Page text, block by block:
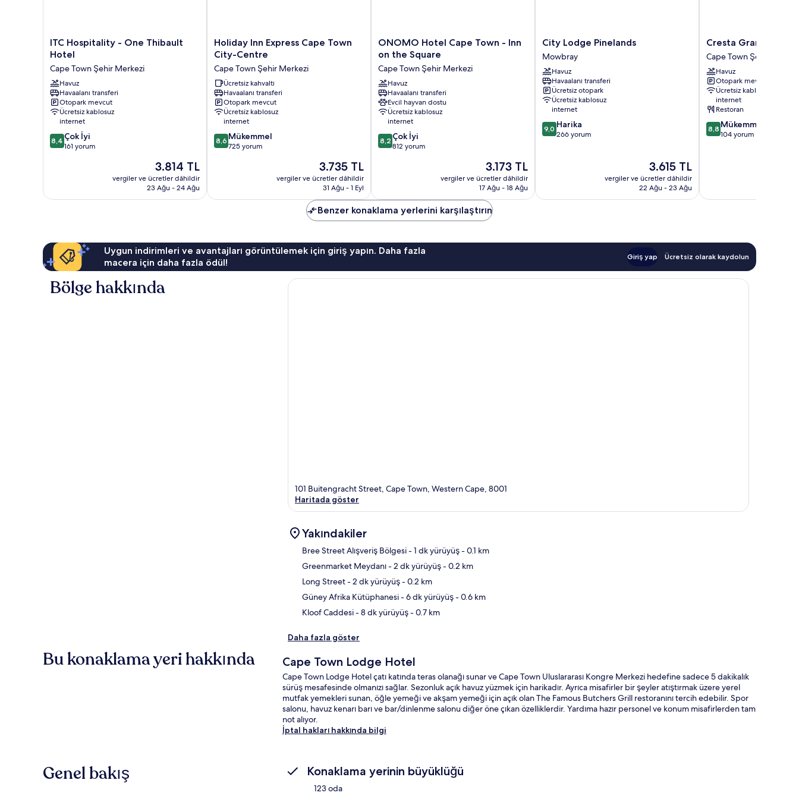
ITC
Hospitality
One
Thibault
Hotel
Cape
Town
Şehir
Merkezi
ITC Hospitality - One Thibault
Hotel
Cape Town Şehir Merkezi
Havuz
Havaalanı transferi
Otopark mevcut
Ücretsiz kablosuz
internet
10
üzerinden
yorum
8,4 Çok İyi
161 yorum
Güncel
fiyat:
3.814 TL
3.814 TL
vergiler ve ücretler dâhildir
23 Ağu - 24 Ağu
Holiday
Inn
Express
Cape
Town
City-
Centre
Cape
Town
Şehir
Merkezi
Holiday Inn Express Cape Town
City-Centre
Cape Town Şehir Merkezi
Ücretsiz kahvaltı
Havaalanı transferi
Otopark mevcut
Ücretsiz kablosuz
internet
10
üzerinden
8,6 Mükemmel
725 yorum
Güncel
fiyat:
3.735 TL
3.735 TL
vergiler ve ücretler dâhildir
31 Ağu - 1 Eyl
ONOMO
Hotel
Town
-
Inn
on
the
Square
Cape
Town
ONOMO Hotel Cape Town - Inn
on the Square
Cape Town Şehir Merkezi
Havuz
Havaalanı transferi
Evcil hayvan dostu
Ücretsiz kablosuz
internet
10
üzerinden
yorum
8,2 Çok İyi
812 yorum
Güncel
fiyat:
3.173 TL
3.173 TL
vergiler ve ücretler dâhildir
17 Ağu - 18 Ağu
City
Lodge
Pinelands
Mowbray
City Lodge Pinelands
Mowbray
Havuz
Havaalanı transferi
Ücretsiz otopark
Ücretsiz kablosuz
internet
10
üzerinden
9,0 Harika
266 yorum
Güncel
fiyat:
3.615 TL
3.615 TL
vergiler ve ücretler dâhildir
22 Ağu - 23 Ağu
Cresta
Grande
Cape
Town
Cape
Town
Şehir
Merkezi
Cresta Grande
Cape Town Şehir
Havuz
Otopark mevcut
Ücretsiz kablosuz
internet
Restoran
10
üzerinden
8,8 Mükemmel
104 yorum
Benzer konaklama yerlerini karşılaştırın
Uygun indirimleri ve avantajları görüntülemek için giriş yapın. Daha fazla
macera için daha fazla ödül!
Giriş yap Ücretsiz olarak kaydolun
Bölge hakkında
101 Buitengracht Street, Cape Town, Western Cape, 8001
Haritada göster
Yakındakiler
Bree Street Alışveriş Bölgesi- 1 dk yürüyüş- 0.1 km
Greenmarket Meydanı- 2 dk yürüyüş- 0.2 km
Long Street- 2 dk yürüyüş- 0.2 km
Güney Afrika Kütüphanesi- 6 dk yürüyüş- 0.6 km
Kloof Caddesi- 8 dk yürüyüş- 0.7 km
Daha fazla göster
Bu konaklama yeri hakkında Cape Town Lodge Hotel
Cape Town Lodge Hotel çatı katında teras olanağı sunar ve Cape Town Uluslararası Kongre Merkezi hedefine sadece 5 dakikalık
sürüş mesafesinde olmanızı sağlar. Sezonluk açık havuz yüzmek için harikadır. Ayrıca misafirler bir şeyler atıştırmak üzere yerel
mutfak yemekleri sunan, öğle yemeği ve akşam yemeği için açık olan The Famous Butchers Grill restoranını tercih edebilir. Spor
salonu, havuz kenarı barı ve bar/dinlenme salonu diğer öne çıkan özelliklerdir. Yardıma hazır personel ve konum misafirlerden tam
not alıyor.
İptal hakları hakkında bilgi
Genel bakış Konaklama yerinin büyüklüğü
123 oda